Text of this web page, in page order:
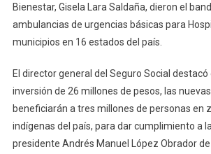
Bienestar, Gisela Lara Saldaña, dieron el
ambulancias de urgencias básicas para
municipios en 16 estados del país.
El director general del Seguro Social destacó
inversión de 26 millones de pesos, las
beneficiarán a tres millones de personas en
indígenas del país, para dar cumplimiento a
presidente Andrés Manuel López Obrador